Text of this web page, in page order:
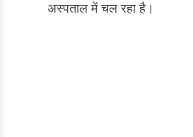
अस्पताल में चल रहा है।